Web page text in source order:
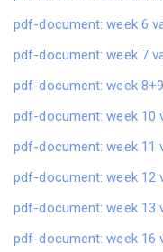
pdf-document: week 6
pdf-document: week 7
pdf-document: week
pdf-document: week 10
pdf-document: week 11
pdf-document: week 12
pdf-document: week 13
pdf-document: week 16